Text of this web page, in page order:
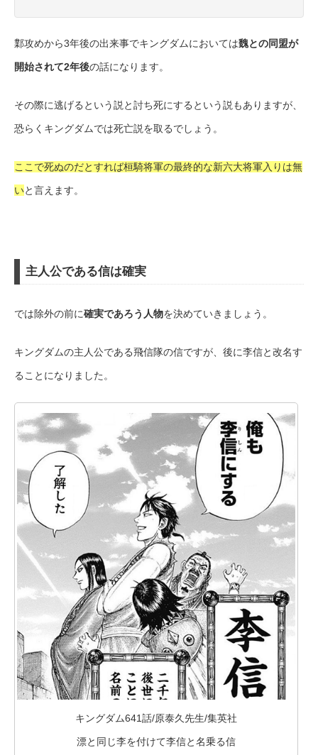
鄴攻めから3年後の出来事でキングダムにおいては魏との同盟が
開始されて2年後の話になります。
その際に逃げるという説と討ち死にするという説もありますが、
恐らくキングダムでは死亡説を取るでしょう。
ここで死ぬのだとすれば桓騎将軍の最終的な新六大将軍入りは無
いと言えます。
主人公である信は確実
では除外の前に確実であろう人物を決めていきましょう。
キングダムの主人公である飛信隊の信ですが、後に李信と改名す
ることになりました。
キングダム641話/原泰久先生/集英社
漂と同じ李を付けて李信と名乗る信